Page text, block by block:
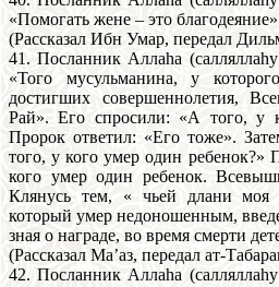
«Помогать жене – это
(Рассказал Ибн Умар, передал
41. Посланник Аллаhа
«Того мусульманина, у
достигших совершеннолетия,
Рай». Его спросили: «А того, у
Пророк ответил: «Его тоже».
того, у кого умер один ребенок?»
кого умер один ребенок.
Клянусь тем, « чьей длани моя
который умер недоношенным,
зная о награде, во время смерти
(Рассказал Ма’аз, передал ат-
42. Посланник Аллаhа